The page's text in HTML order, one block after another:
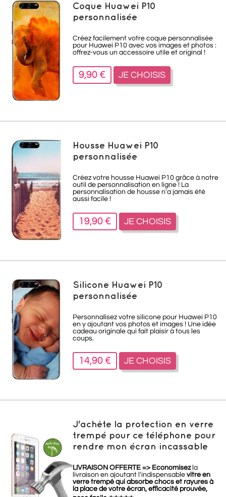
Coque Huawei P10
personnalisée
Créez facilement votre coque personnalisée
pour Huawei P10 avec vos images et photos :
offrez-vous un accessoire utile et original !
9,90 € JE CHOISIS
Housse Huawei P10
personnalisée
Créez votre housse Huawei P10 grâce à notre
outil de personnalisation en ligne ! La
personnalisation de housse n'a jamais été
aussi facile !
19,90 € JE CHOISIS
Silicone Huawei P10
personnalisée
Personnalisez votre silicone pour Huawei P10
en y ajoutant vos photos et images ! Une idée
cadeau originale qui fait plaisir à tous les
coups.
14,90 € JE CHOISIS
J'achète la protection en verre
trempé pour ce téléphone pour
rendre mon écran incassable
LIVRAISON OFFERTE => Economisezla
livraison en ajoutant l'indispensable vitre en
verre trempé qui absorbe chocs et rayures à
la place de votre écran, efficacité prouvée,